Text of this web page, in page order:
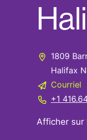
1809
Halifax
Courriel
+1
Afficher sur